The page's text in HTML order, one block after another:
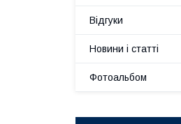
Відгуки
Новини і статті
Фотоальбом